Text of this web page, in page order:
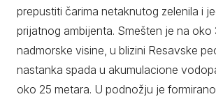
prepustiti čarima netaknutog zelenila i
prijatnog ambijenta. Smešten je na oko
nadmorske visine, u blizini Resavske
nastanka spada u akumulacione
oko 25 metara. U podnožju je